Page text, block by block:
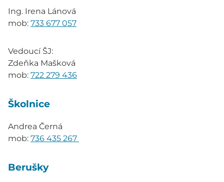
Ing. Irena Lánová
mob: 733 677 057
Vedoucí ŠJ:
Zdeňka Mašková
mob: 722 279 436
Školnice
Andrea Černá
mob: 736 435 267
Berušky